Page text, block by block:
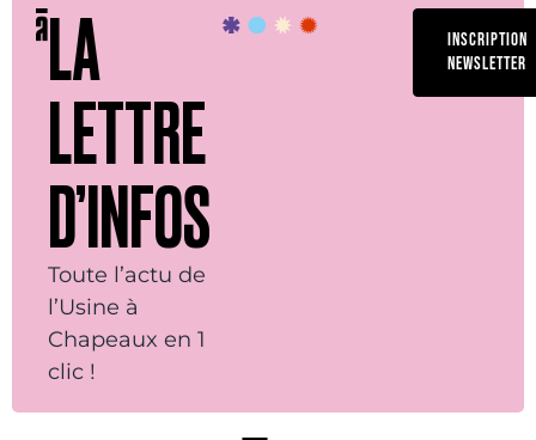
LA
LETTRE
D’INFOS
Toute l’actu de
l’Usine à
Chapeaux en 1
clic !
INSCRIPTION
NEWSLETTER